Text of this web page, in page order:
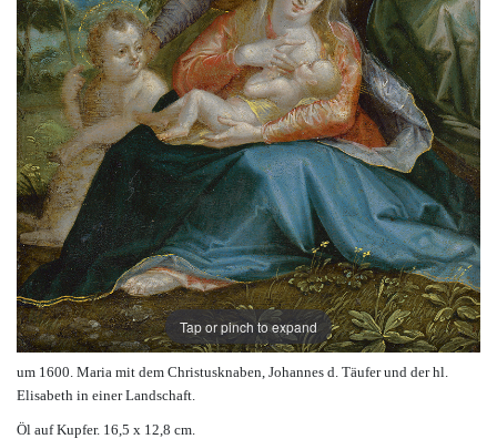
Tap or pinch to expand
um 1600. Maria mit dem Christusknaben, Johannes d. Täufer und der hl.
Elisabeth in einer Landschaft.
Öl auf Kupfer. 16,5 x 12,8 cm.